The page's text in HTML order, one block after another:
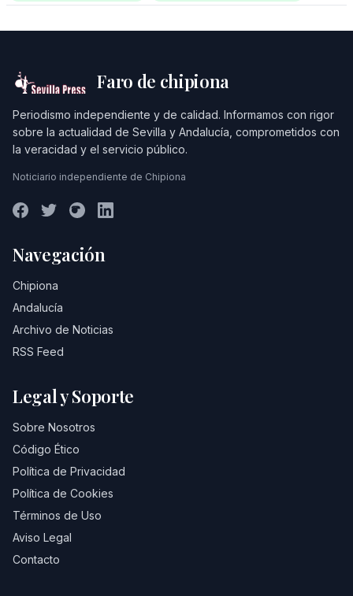
Faro de chipiona
Periodismo independiente y de calidad. Informamos con rigor
sobre la actualidad de Sevilla y Andalucía, comprometidos con
la veracidad y el servicio público.
Noticiario independiente de Chipiona
Navegación
Chipiona
Andalucía
Archivo de Noticias
RSS Feed
Legal y Soporte
Sobre Nosotros
Código Ético
Política de Privacidad
Política de Cookies
Términos de Uso
Aviso Legal
Contacto